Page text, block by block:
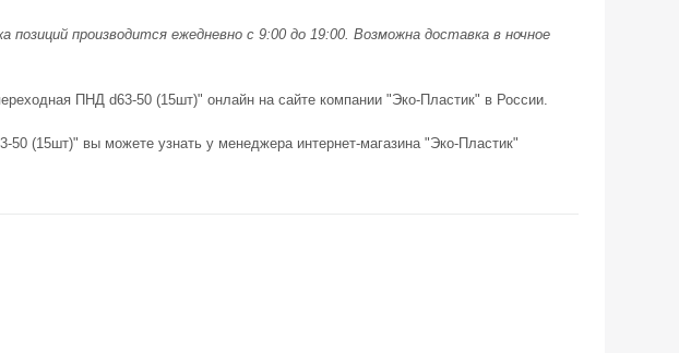
производится ежедневно с 9:00 до 19:00. Возможна доставка в ночное
ПНД d63-50 (15шт)" онлайн на сайте компании "Эко-Пластик" в России.
(15шт)" вы можете узнать у менеджера интернет-магазина "Эко-Пластик"